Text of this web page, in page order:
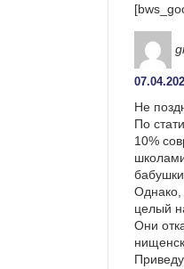
Не
По
10%
бабушки.
Однако,
целый
Они